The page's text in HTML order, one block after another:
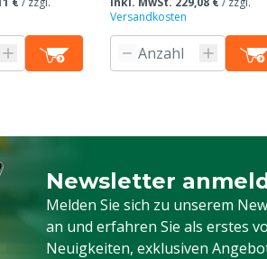
Versandkosten
Newsletter
Melden Sie sich zu unserem
an und erfahren Sie als erstes
Neuigkeiten, exklusiven
Melden Sie sich für